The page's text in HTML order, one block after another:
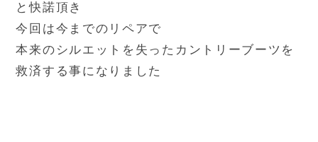
と快諾頂き
今回は今までのリペアで
本来のシルエットを失ったカントリーブーツを
救済する事になりました